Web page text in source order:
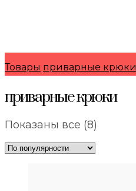
Товары приварные крюки
приварные крюки
Показаны все (8)